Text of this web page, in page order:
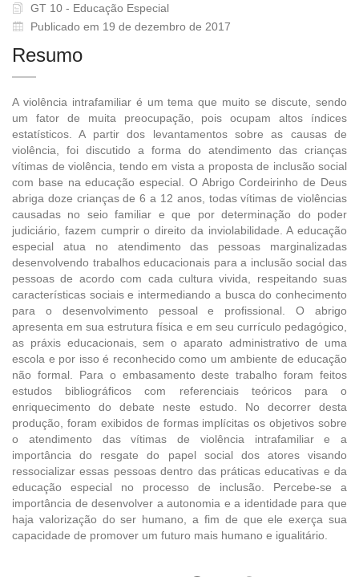
GT 10 - Educação Especial
Publicado em 19 de dezembro de 2017
Resumo
A violência intrafamiliar é um tema que muito se discute, sendo
um fator de muita preocupação, pois ocupam altos índices
estatísticos. A partir dos levantamentos sobre as causas de
violência, foi discutido a forma do atendimento das crianças
vítimas de violência, tendo em vista a proposta de inclusão social
com base na educação especial. O Abrigo Cordeirinho de Deus
abriga doze crianças de 6 a 12 anos, todas vítimas de violências
causadas no seio familiar e que por determinação do poder
judiciário, fazem cumprir o direito da inviolabilidade. A educação
especial atua no atendimento das pessoas marginalizadas
desenvolvendo trabalhos educacionais para a inclusão social das
pessoas de acordo com cada cultura vivida, respeitando suas
características sociais e intermediando a busca do conhecimento
para o desenvolvimento pessoal e profissional. O abrigo
apresenta em sua estrutura física e em seu currículo pedagógico,
as práxis educacionais, sem o aparato administrativo de uma
escola e por isso é reconhecido como um ambiente de educação
não formal. Para o embasamento deste trabalho foram feitos
estudos bibliográficos com referenciais teóricos para o
enriquecimento do debate neste estudo. No decorrer desta
produção, foram exibidos de formas implícitas os objetivos sobre
o atendimento das vítimas de violência intrafamiliar e a
importância do resgate do papel social dos atores visando
ressocializar essas pessoas dentro das práticas educativas e da
educação especial no processo de inclusão. Percebe-se a
importância de desenvolver a autonomia e a identidade para que
haja valorização do ser humano, a fim de que ele exerça sua
capacidade de promover um futuro mais humano e igualitário.